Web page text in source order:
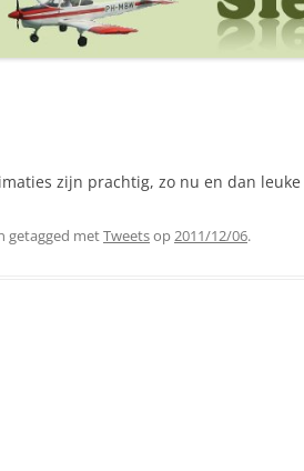
zijn prachtig, zo nu en dan
getagged metTweetsop2011/12/06.